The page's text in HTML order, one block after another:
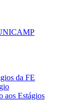
da FE
aos Estágios